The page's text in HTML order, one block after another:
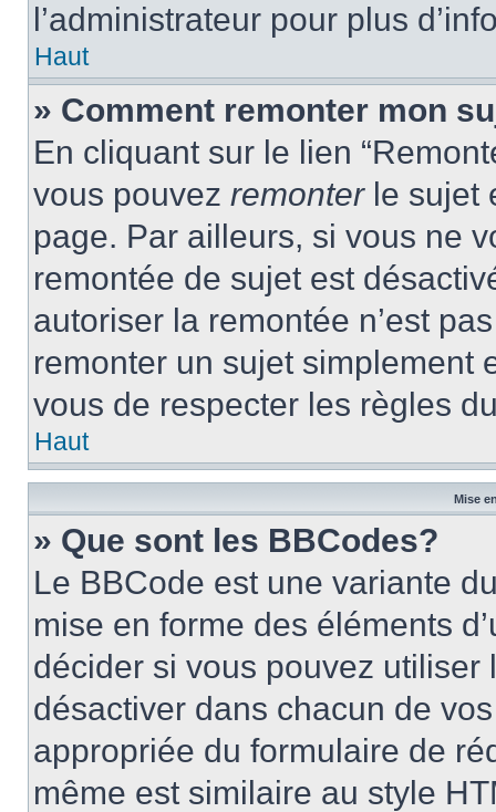
l’administrateur pour plus
Haut
» Comment remonter mon
En cliquant sur le lien
vous pouvez remonterle sujet
page. Par ailleurs, si vous ne
remontée de sujet est
autoriser la remontée n’est
remonter un sujet simplement
vous de respecter les règles
Haut
Mise
» Que sont les BBCodes?
Le BBCode est une variante
mise en forme des éléments
décider si vous pouvez
désactiver dans chacun de
appropriée du formulaire de
même est similaire au style